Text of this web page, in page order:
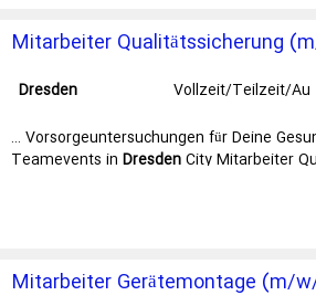
auf Augenhöhe in den Bereichen jobsuche
kompetent, respektvoll und zuverlässig.
Mitarbeiter Qualitätssicherung
Dresden
Vollzeit/Teilzeit/Au
… Vorsorgeuntersuchungen für Deine
Teamevents in DresdenCity Mitarbeiter
Gerätebauer (m/w/d), Mechatroniker (m/
Jobs
, die dich begeistern. Innovativ,
Mit …
Mitarbeiter Gerätemontage (m/